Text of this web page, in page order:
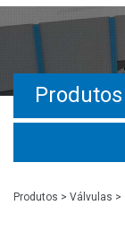
Produtos
Produtos > Válvulas >